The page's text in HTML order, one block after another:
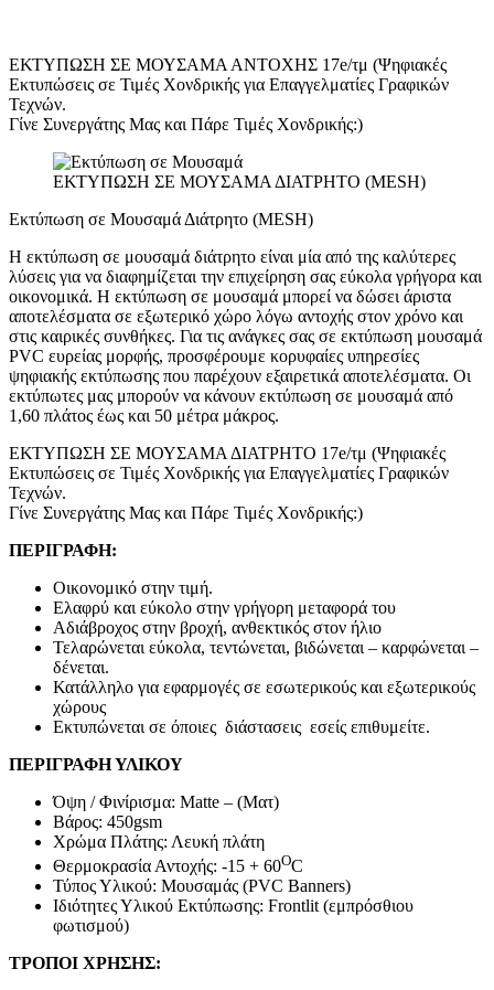
ΕΚΤΥΠΩΣΗ ΣΕ ΜΟΥΣΑΜΑ ΑΝΤΟΧΗΣ 17e/τμ (Ψηφιακές
Εκτυπώσεις σε Τιμές Χονδρικής για Επαγγελματίες Γραφικών
Τεχνών.
Γίνε Συνεργάτης Μας και Πάρε Τιμές Χονδρικής:)
ΕΚΤΥΠΩΣΗ ΣΕ ΜΟΥΣΑΜΑ ΔΙΑΤΡΗΤΟ (MESH)
Εκτύπωση σε Μουσαμά Διάτρητο (MESH)
Η εκτύπωση σε μουσαμά διάτρητο είναι μία από της καλύτερες
λύσεις για να διαφημίζεται την επιχείρηση σας εύκολα γρήγορα και
οικονομικά. Η εκτύπωση σε μουσαμά μπορεί να δώσει άριστα
αποτελέσματα σε εξωτερικό χώρο λόγω αντοχής στον χρόνο και
στις καιρικές συνθήκες. Για τις ανάγκες σας σε εκτύπωση μουσαμά
PVC ευρείας μορφής, προσφέρουμε κορυφαίες υπηρεσίες
ψηφιακής εκτύπωσης που παρέχουν εξαιρετικά αποτελέσματα. Οι
εκτύπωτες μας μπορούν να κάνουν εκτύπωση σε μουσαμά από
1,60 πλάτος έως και 50 μέτρα μάκρος.
ΕΚΤΥΠΩΣΗ ΣΕ ΜΟΥΣΑΜΑ ΔΙΑΤΡΗΤΟ 17e/τμ (Ψηφιακές
Εκτυπώσεις σε Τιμές Χονδρικής για Επαγγελματίες Γραφικών
Τεχνών.
Γίνε Συνεργάτης Μας και Πάρε Τιμές Χονδρικής:)
ΠΕΡΙΓΡΑΦΗ:
Οικονομικό στην τιμή.
Ελαφρύ και εύκολο στην γρήγορη μεταφορά του
Αδιάβροχος στην βροχή, ανθεκτικός στον ήλιο
Τελαρώνεται εύκολα, τεντώνεται, βιδώνεται – καρφώνεται –
δένεται.
Κατάλληλο για εφαρμογές σε εσωτερικούς και εξωτερικούς
χώρους
Εκτυπώνεται σε όποιες διάστασεις εσείς επιθυμείτε.
ΠΕΡΙΓΡΑΦΗ ΥΛΙΚΟΥ
Όψη / Φινίρισμα: Matte – (Ματ)
Βάρος: 450gsm
Χρώμα Πλάτης: Λευκή πλάτη
Θερμοκρασία Αντοχής: -15 + 60OC
Τύπος Υλικού: Μουσαμάς (PVC Banners)
Ιδιότητες Υλικού Εκτύπωσης: Frontlit (εμπρόσθιου
φωτισμού)
ΤΡΟΠΟΙ ΧΡΗΣΗΣ: